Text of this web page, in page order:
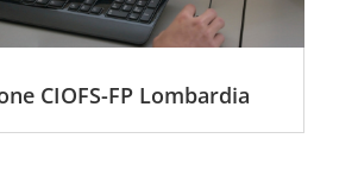
CIOFS-FP Lombardia